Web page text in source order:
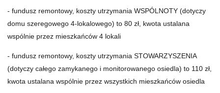
- fundusz remontowy, koszty utrzymania WSPÓLNOTY (dotyczy
domu szeregowego 4-lokalowego) to 80 zł, kwota ustalana
wspólnie przez mieszkańców 4 lokali
- fundusz remontowy, koszty utrzymania STOWARZYSZENIA
(dotyczy całego zamykanego i monitorowanego osiedla) to 110 zł,
kwota ustalana wspólnie przez wszystkich mieszkańców osiedla